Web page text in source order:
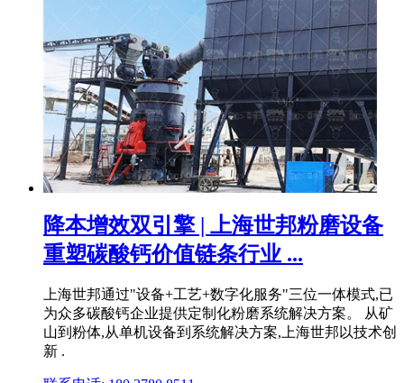
降本增效双引擎 | 上海世邦粉磨设备
重塑碳酸钙价值链条行业 ...
上海世邦通过"设备+工艺+数字化服务"三位一体模式,已
为众多碳酸钙企业提供定制化粉磨系统解决方案。 从矿
山到粉体,从单机设备到系统解决方案,上海世邦以技术创
新 .